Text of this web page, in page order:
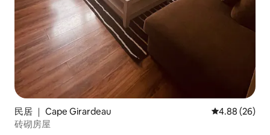
民居 ｜ Cape Girardeau 平均评分 4.88
4.88 (26)
砖砌房屋